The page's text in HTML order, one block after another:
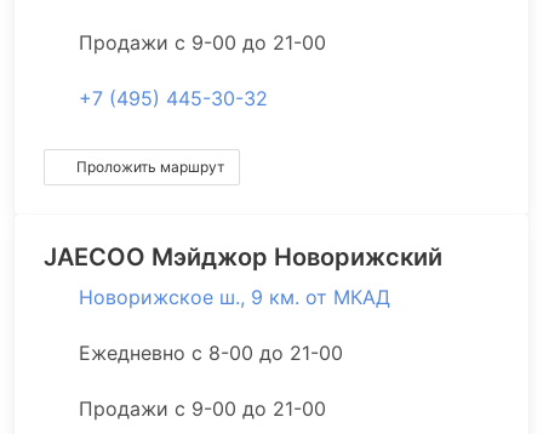
Продажи с 9-00 до 21-00
+7 (495) 445-30-32
Проложить маршрут
JAECOO Мэйджор Новорижский
Новорижское ш., 9 км. от МКАД
Ежедневно с 8-00 до 21-00
Продажи с 9-00 до 21-00